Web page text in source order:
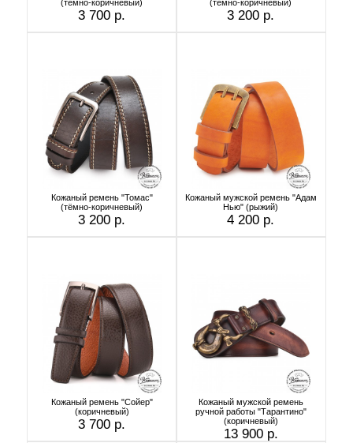
(тёмно-коричневый)
3 700 р.
(тёмно-коричневый)
3 200 р.
Кожаный ремень "Томас"
(тёмно-коричневый)
3 200 р.
Кожаный мужской ремень "Адам
Нью" (рыжий)
4 200 р.
Кожаный ремень "Сойер"
(коричневый)
3 700 р.
Кожаный мужской ремень
ручной работы "Тарантино"
(коричневый)
13 900 р.